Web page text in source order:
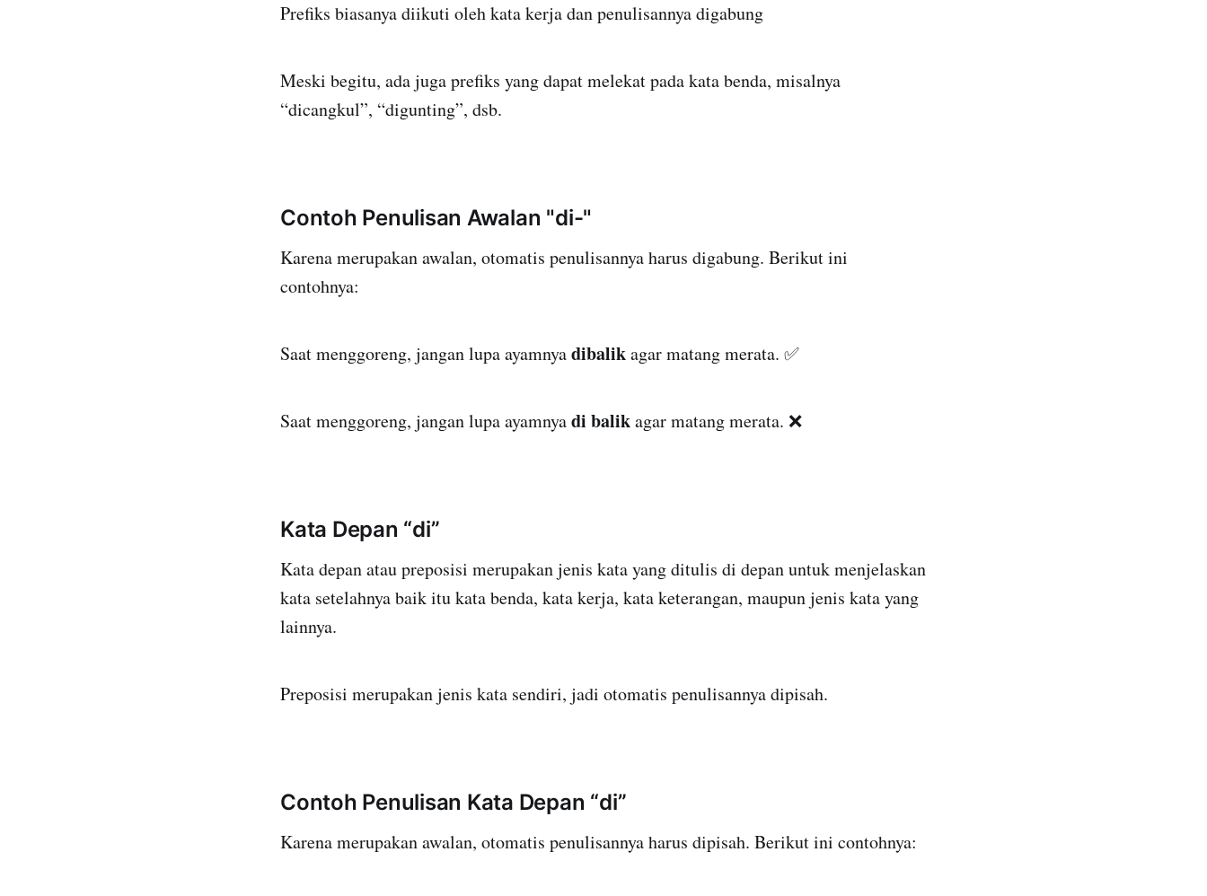
Prefiks biasanya diikuti oleh kata kerja dan penulisannya digabung
Meski begitu, ada juga prefiks yang dapat melekat pada kata benda, misalnya
“dicangkul”, “digunting”, dsb.
Contoh Penulisan Awalan "di-"
Karena merupakan awalan, otomatis penulisannya harus digabung. Berikut ini
contohnya:
Saat menggoreng, jangan lupa ayamnyadibalikagar matang merata. ✅
Saat menggoreng, jangan lupa ayamnyadi balikagar matang merata. ❌
Kata Depan “di”
Kata depan atau preposisi merupakan jenis kata yang ditulis di depan untuk menjelaskan
kata setelahnya baik itu kata benda, kata kerja, kata keterangan, maupun jenis kata yang
lainnya.
Preposisi merupakan jenis kata sendiri, jadi otomatis penulisannya dipisah.
Contoh Penulisan Kata Depan “di”
Karena merupakan awalan, otomatis penulisannya harus dipisah. Berikut ini contohnya: